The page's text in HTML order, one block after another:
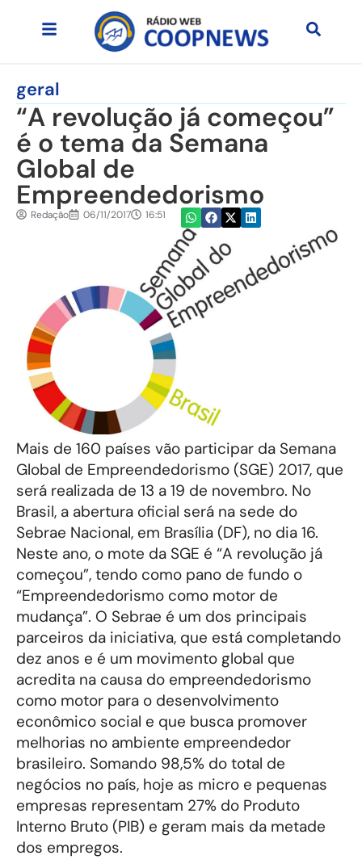
geral
“A revolução já começou”
é o tema da Semana
Global de
Empreendedorismo
Redação 06/11/2017 16:51
Mais de 160 países vão participar da Semana
Global de Empreendedorismo (SGE) 2017, que
será realizada de 13 a 19 de novembro. No
Brasil, a abertura oficial será na sede do
Sebrae Nacional, em Brasília (DF), no dia 16.
Neste ano, o mote da SGE é “A revolução já
começou”, tendo como pano de fundo o
“Empreendedorismo como motor de
mudança”. O Sebrae é um dos principais
parceiros da iniciativa, que está completando
dez anos e é um movimento global que
acredita na causa do empreendedorismo
como motor para o desenvolvimento
econômico social e que busca promover
melhorias no ambiente empreendedor
brasileiro. Somando 98,5% do total de
negócios no país, hoje as micro e pequenas
empresas representam 27% do Produto
Interno Bruto (PIB) e geram mais da metade
dos empregos.